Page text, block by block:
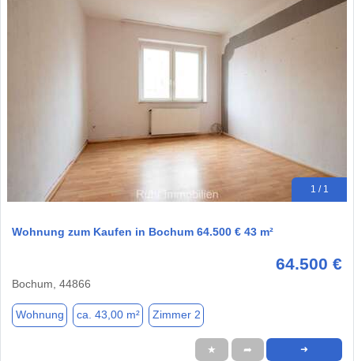
1 / 1
Wohnung zum Kaufen in Bochum 64.500 € 43 m²
64.500 €
Bochum, 44866
Wohnung ca. 43,00 m² Zimmer 2
★ ➦ ➜